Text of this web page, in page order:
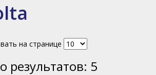
на странице
результатов: 5